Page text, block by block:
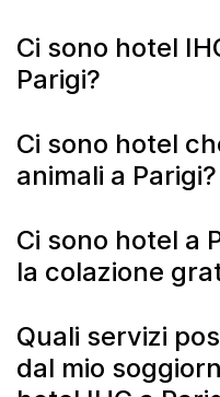
Ci sono hotel
Parigi?
Ci sono hotel
animali a Parigi?
Ci sono hotel a
la colazione
Quali servizi
dal mio